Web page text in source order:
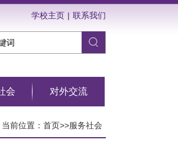
联系我们
|
学校主页
会 对外交流
当前位置： 首页>>服务社会